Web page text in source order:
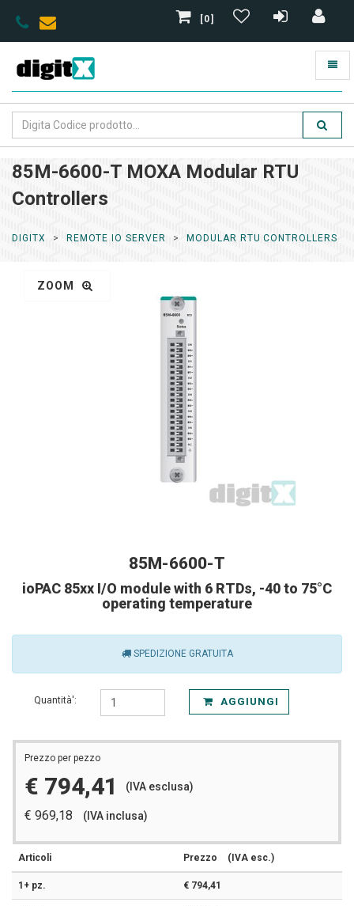
[0]
85M-6600-T MOXA Modular RTU
Controllers
DIGITX REMOTE IO SERVER MODULAR RTU CONTROLLERS
ZOOM
85M-6600-T
ioPAC 85xx I/O module with 6 RTDs, -40 to 75°C
operating temperature
SPEDIZIONE GRATUITA
Quantità': AGGIUNGI
Prezzo per pezzo
€ 794,41 (IVA esclusa)
€ 969,18 (IVA inclusa)
Articoli Prezzo (IVA esc.)
1+ pz. € 794,41